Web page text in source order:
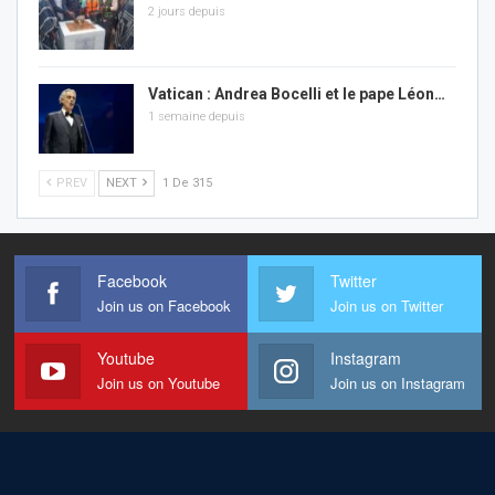
2 jours depuis
Vatican : Andrea Bocelli et le pape Léon…
1 semaine depuis
PREV NEXT 1 De 315
Facebook
Join us on Facebook
Twitter
Join us on Twitter
Youtube
Join us on Youtube
Instagram
Join us on Instagram